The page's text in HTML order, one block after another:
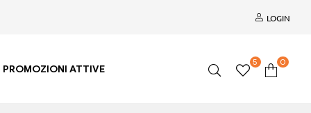
LOGIN
PROMOZIONI ATTIVE
5 0